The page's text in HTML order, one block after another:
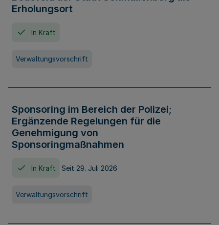
Erholungsort
In Kraft
Verwaltungsvorschrift
Sponsoring im Bereich der Polizei;
Ergänzende Regelungen für die
Genehmigung von
Sponsoringmaßnahmen
In Kraft Seit 29. Juli 2026
Verwaltungsvorschrift